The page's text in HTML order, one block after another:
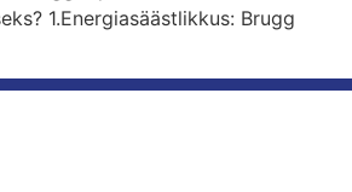
1.Energiasäästlikkus: Brugg